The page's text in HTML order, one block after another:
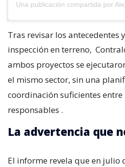
Tras revisar los antecedentes
inspección en terreno,
ambos proyectos se
el mismo sector, sin una
coordinación suficientes
responsables .
La advertencia que
El informe revela que en julio